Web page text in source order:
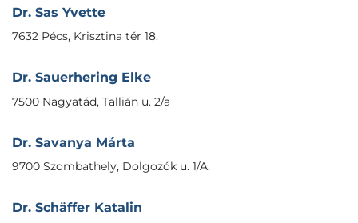
Dr. Sas Yvette
7632 Pécs, Krisztina tér 18.
Dr. Sauerhering Elke
7500 Nagyatád, Tallián u. 2/a
Dr. Savanya Márta
9700 Szombathely, Dolgozók u. 1/A.
Dr. Schäffer Katalin